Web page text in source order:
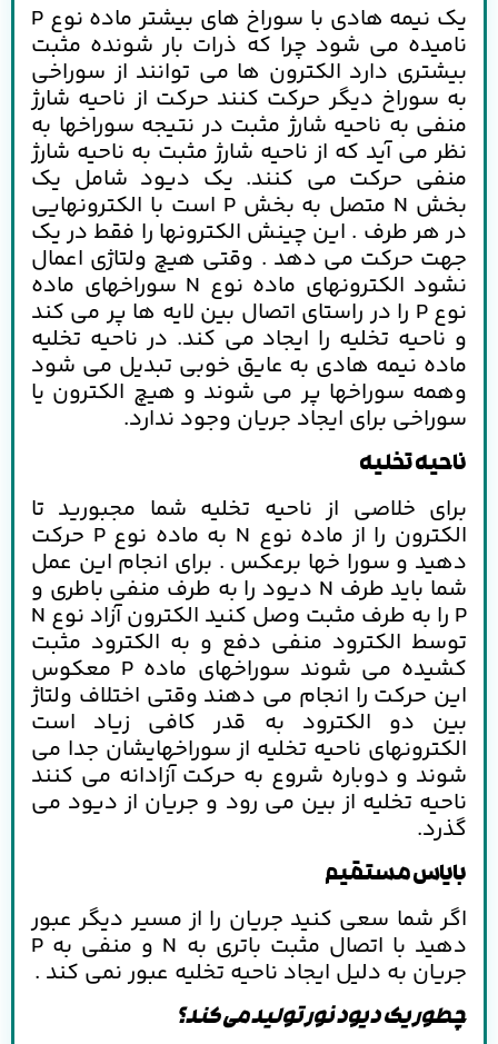
یک نیمه هادی با سوراخ های بیشتر ماده نوع P
نامیده می شود چرا که ذرات بار شونده مثبت
بیشتری دارد الکترون ها می توانند از سوراخی
به سوراخ دیگر حرکت کنند حرکت از ناحیه شارژ
منفی به ناحیه شارژ مثبت در نتیجه سوراخها به
نظر می آید که از ناحیه شارژ مثبت به ناحیه شارژ
منفی حرکت می کنند. یک دیود شامل یک
بخش N متصل به بخش P است با الکترونهایی
در هر طرف . این چینش الکترونها را فقط در یک
جهت حرکت می دهد . وقتی هیچ ولتاژی اعمال
نشود الکترونهای ماده نوع N سوراخهای ماده
نوع P را در راستای اتصال بین لایه ها پر می کند
و ناحیه تخلیه را ایجاد می کند. در ناحیه تخلیه
ماده نیمه هادی به عایق خوبی تبدیل می شود
وهمه سوراخها پر می شوند و هیچ الکترون یا
سوراخی برای ایجاد جریان وجود ندارد.
ناحيه تخليه
برای خلاصی از ناحیه تخلیه شما مجبورید تا
الکترون را از ماده نوع N به ماده نوع P حرکت
دهید و سورا خها برعکس . برای انجام این عمل
شما باید طرف N دیود را به طرف منفی باطری و
P را به طرف مثبت وصل کنید الکترون آزاد نوع N
توسط الکترود منفی دفع و به الکترود مثبت
کشیده می شوند سوراخهای ماده P معکوس
این حرکت را انجام می دهند وقتی اختلاف ولتاژ
بین دو الکترود به قدر کافی زیاد است
الکترونهای ناحیه تخلیه از سوراخهایشان جدا می
شوند و دوباره شروع به حرکت آزادانه می کنند
ناحیه تخلیه از بین می رود و جریان از دیود می
گذرد.
باياس مستقيم
اگر شما سعی کنید جریان را از مسیر دیگر عبور
دهید با اتصال مثبت باتری به N و منفی به P
جریان به دلیل ایجاد ناحیه تخلیه عبور نمی کند .
چطور یک دیود نور تولید می کند؟